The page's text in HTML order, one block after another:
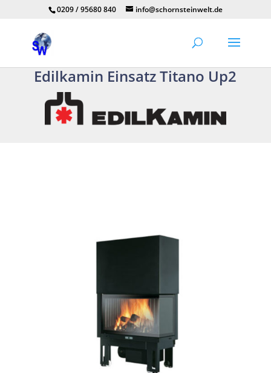
0209 / 95680 840 info@schornsteinwelt.de
Edilkamin Einsatz Titano Up2